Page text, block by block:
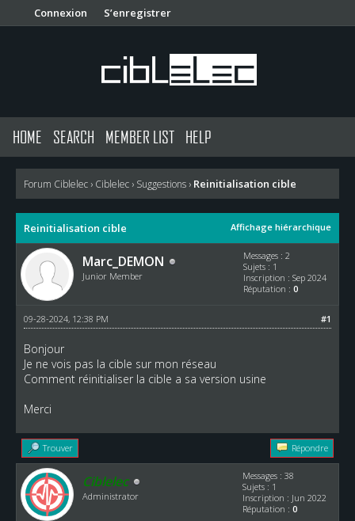
Connexion S’enregistrer
HOME SEARCH MEMBER LIST HELP
Forum Ciblelec› Ciblelec› Suggestions › Reinitialisation cible
Affichage hiérarchique
Reinitialisation cible
Marc_DEMON
Junior Member
Messages : 2
Sujets : 1
Inscription : Sep 2024
Réputation : 0
#1
09-28-2024, 12:38 PM
Bonjour
Je ne vois pas la cible sur mon réseau
Comment réinitialiser la cible a sa version usine
Merci
Trouver Répondre
Ciblelec
Administrator
Messages : 38
Sujets : 1
Inscription : Jun 2022
Réputation : 0